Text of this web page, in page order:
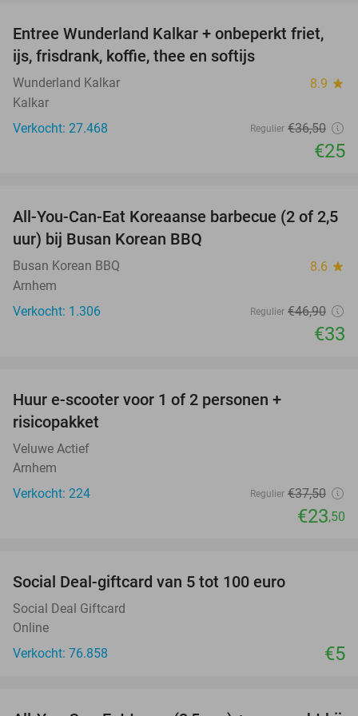
32%
Entree Wunderland Kalkar + onbeperkt friet,
ijs, frisdrank, koffie, thee en softijs
Wunderland Kalkar 8.9 star
Kalkar
Verkocht: 27.468
Regulier €36,50
€25
30%
All-You-Can-Eat Koreaanse barbecue (2 of 2,5
uur) bij Busan Korean BBQ
Busan Korean BBQ 8.6 star
Arnhem
Verkocht: 1.306
Regulier €46,90
€33
Huur e-scooter voor 1 of 2 personen +
risicopakket
Veluwe Actief
Arnhem
Verkocht: 224
Regulier €37,50
€23,50
Social Deal-giftcard van 5 tot 100 euro
Social Deal Giftcard
Online
Verkocht: 76.858
€5